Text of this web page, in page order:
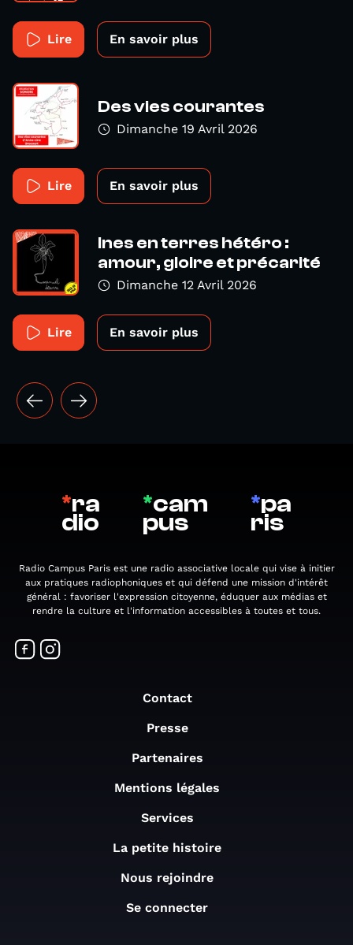
Lire En savoir plus
Des vies courantes
Dimanche 19 Avril 2026
Lire En savoir plus
Ines en terres hétéro :
amour, gloire et précarité
Dimanche 12 Avril 2026
Lire En savoir plus
*ra
dio
*cam
pus
*pa
ris
Radio Campus Paris est une radio associative locale qui vise à initier
aux pratiques radiophoniques et qui défend une mission d'intérêt
général : favoriser l'expression citoyenne, éduquer aux médias et
rendre la culture et l'information accessibles à toutes et tous.
Contact
Presse
Partenaires
Mentions légales
Services
La petite histoire
Nous rejoindre
Se connecter